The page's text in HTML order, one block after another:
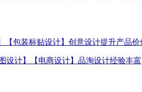
【包装标贴设计】创意设计提升产品价
设计】【电商设计】品淘设计经验丰富